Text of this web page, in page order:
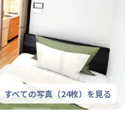
すべての写真（24枚）を見る